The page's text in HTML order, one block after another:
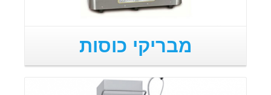
מבריקי כוסות